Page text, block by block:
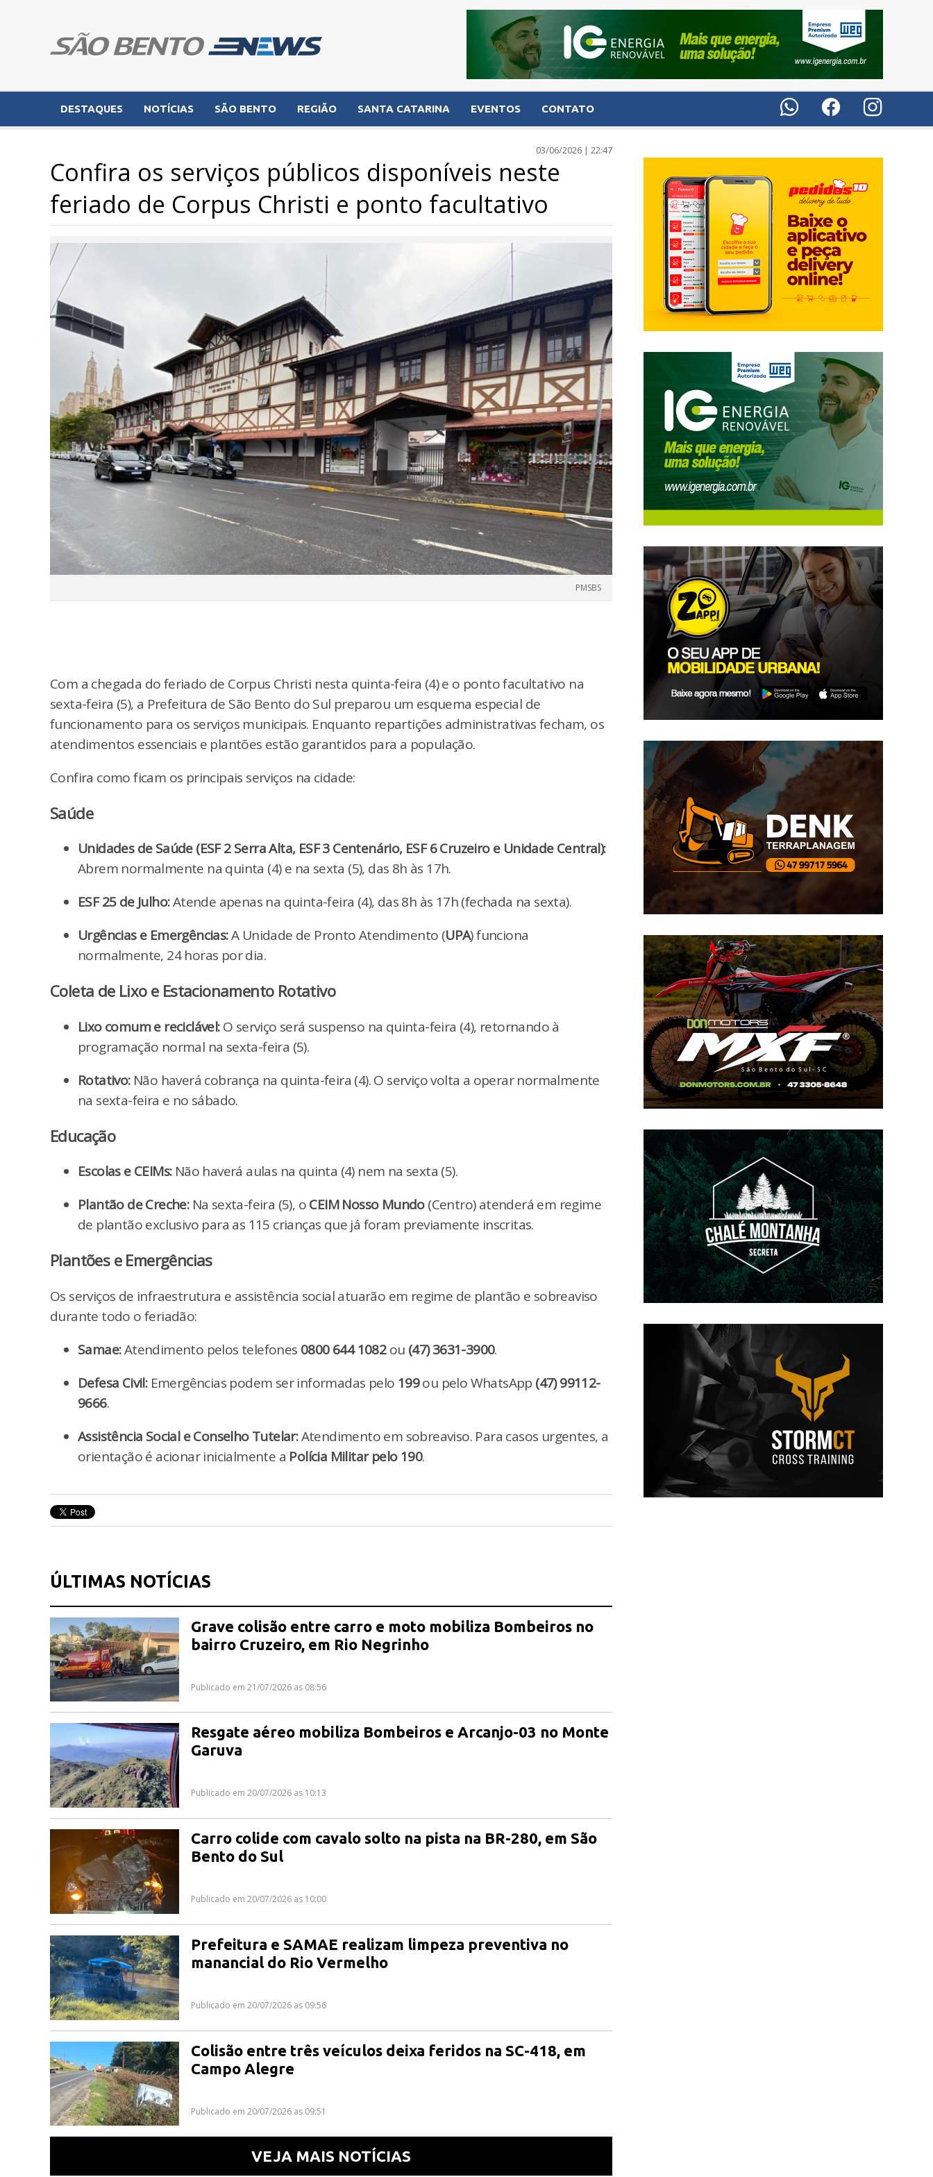
DESTAQUES NOTÍCIAS SÃO BENTO REGIÃO SANTA CATARINA EVENTOS CONTATO
03/06/2026 | 22:47
Confira os serviços públicos disponíveis neste
feriado de Corpus Christi e ponto facultativo
PMSBS
Com a chegada do feriado de Corpus Christi nesta quinta-feira (4) e o ponto facultativo na
sexta-feira (5), a Prefeitura de São Bento do Sul preparou um esquema especial de
funcionamento para os serviços municipais. Enquanto repartições administrativas fecham, os
atendimentos essenciais e plantões estão garantidos para a população.
Confira como ficam os principais serviços na cidade:
Saúde
Unidades de Saúde (ESF 2 Serra Alta, ESF 3 Centenário, ESF 6 Cruzeiro e Unidade Central):
Abrem normalmente na quinta (4) e na sexta (5), das 8h às 17h.
ESF 25 de Julho:Atende apenas na quinta-feira (4), das 8h às 17h (fechada na sexta).
Urgências e Emergências:A Unidade de Pronto Atendimento (UPA) funciona
normalmente, 24 horas por dia.
Coleta de Lixo e Estacionamento Rotativo
Lixo comum e reciclável:O serviço será suspenso na quinta-feira (4), retornando à
programação normal na sexta-feira (5).
Rotativo:Não haverá cobrança na quinta-feira (4). O serviço volta a operar normalmente
na sexta-feira e no sábado.
Educação
Escolas e CEIMs:Não haverá aulas na quinta (4) nem na sexta (5).
Plantão de Creche:Na sexta-feira (5), oCEIM Nosso Mundo(Centro) atenderá em regime
de plantão exclusivo para as 115 crianças que já foram previamente inscritas.
Plantões e Emergências
Os serviços de infraestrutura e assistência social atuarão em regime de plantão e sobreaviso
durante todo o feriadão:
Samae:Atendimento pelos telefones 0800 644 1082ou (47) 3631-3900.
Defesa Civil:Emergências podem ser informadas pelo 199ou pelo WhatsApp (47) 99112-
9666.
Assistência Social e Conselho Tutelar:Atendimento em sobreaviso. Para casos urgentes, a
orientação é acionar inicialmente a Polícia Militar pelo 190.
ÚLTIMAS NOTÍCIAS
Grave colisão entre carro e moto mobiliza Bombeiros no
bairro Cruzeiro, em Rio Negrinho
Publicado em 21/07/2026 as 08:56
Resgate aéreo mobiliza Bombeiros e Arcanjo-03 no Monte
Garuva
Publicado em 20/07/2026 as 10:13
Carro colide com cavalo solto na pista na BR-280, em São
Bento do Sul
Publicado em 20/07/2026 as 10:00
Prefeitura e SAMAE realizam limpeza preventiva no
manancial do Rio Vermelho
Publicado em 20/07/2026 as 09:56
Colisão entre três veículos deixa feridos na SC-418, em
Campo Alegre
Publicado em 20/07/2026 as 09:51
VEJA MAIS NOTÍCIAS